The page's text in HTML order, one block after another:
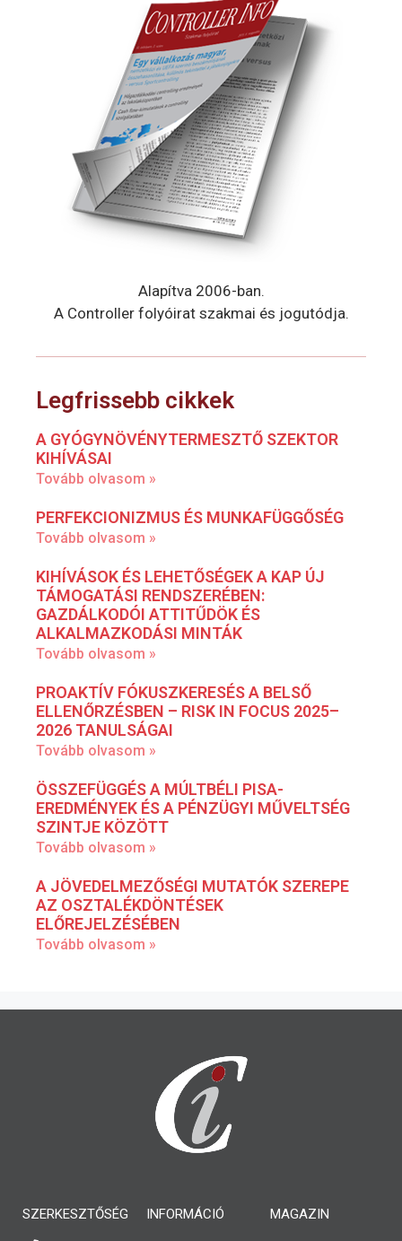
Alapítva 2006-ban.
A Controller folyóirat szakmai és jogutódja.
Legfrissebb cikkek
A GYÓGYNÖVÉNYTERMESZTŐ SZEKTOR
KIHÍVÁSAI
Tovább olvasom »
PERFEKCIONIZMUS ÉS MUNKAFÜGGŐSÉG
Tovább olvasom »
KIHÍVÁSOK ÉS LEHETŐSÉGEK A KAP ÚJ
TÁMOGATÁSI RENDSZERÉBEN:
GAZDÁLKODÓI ATTITŰDÖK ÉS
ALKALMAZKODÁSI MINTÁK
Tovább olvasom »
PROAKTÍV FÓKUSZKERESÉS A BELSŐ
ELLENŐRZÉSBEN – RISK IN FOCUS 2025–
2026 TANULSÁGAI
Tovább olvasom »
ÖSSZEFÜGGÉS A MÚLTBÉLI PISA-
EREDMÉNYEK ÉS A PÉNZÜGYI MŰVELTSÉG
SZINTJE KÖZÖTT
Tovább olvasom »
A JÖVEDELMEZŐSÉGI MUTATÓK SZEREPE
AZ OSZTALÉKDÖNTÉSEK
ELŐREJELZÉSÉBEN
Tovább olvasom »
SZERKESZTŐSÉG INFORMÁCIÓ MAGAZIN